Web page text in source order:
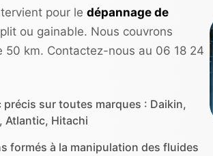
pour le dépannage de
ou gainable. Nous couvrons
km. Contactez-nous au 06 18 24
précis sur toutes marques : Daikin,
Atlantic, Hitachi
formés à la manipulation des fluides